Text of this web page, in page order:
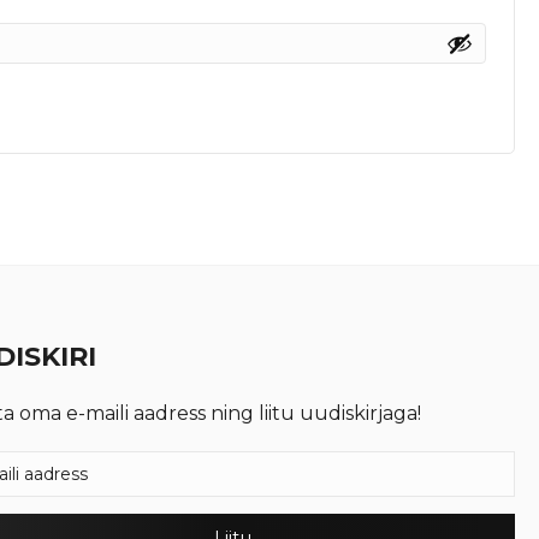
oma e-maili aadress ning liitu uudiskirjaga!